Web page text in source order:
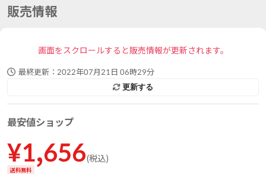
販売情報
画面をスクロールすると販売情報が更新されます。
最終更新： 2022年07月21日 06時29分
更新する
最安値ショップ
¥1,656(税込)
送料無料